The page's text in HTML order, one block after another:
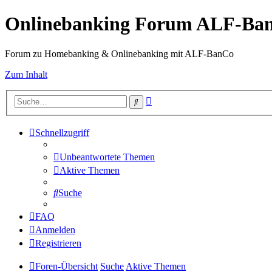
Onlinebanking Forum ALF-
Forum zu Homebanking & Onlinebanking mit ALF-BanCo
Zum Inhalt
Suche
Schnellzugriff
Unbeantwortete Themen
Aktive Themen
Suche
FAQ
Anmelden
Registrieren
Foren-Übersicht SucheAktive Themen